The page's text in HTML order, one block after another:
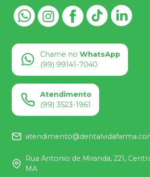
Chame no WhatsApp
(99) 99141-7040
Atendimento
(99) 3523-1961
Rua Antonio de Miranda, 221,
MA